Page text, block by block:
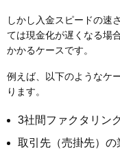
しかし入金スピードの速
ては現金化が遅くなる場
かかるケースです。
例えば、以下のようなケ
ります。
3社間ファクタリン
取引先（売掛先）